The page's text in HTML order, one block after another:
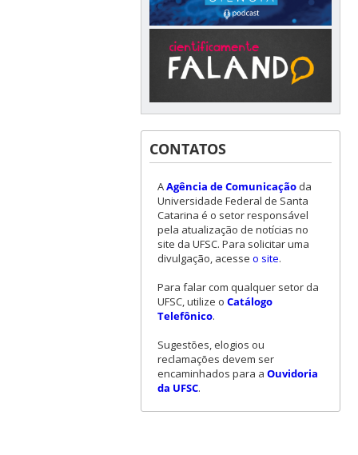
CONTATOS
AAgência de Comunicaçãoda
Universidade Federal de Santa
Catarina é o setor responsável
pela atualização de notícias no
site da UFSC. Para solicitar uma
divulgação, acesse o site.
Para falar com qualquer setor da
UFSC, utilize o Catálogo
Telefônico.
Sugestões, elogios ou
reclamações devem ser
encaminhados para a Ouvidoria
da UFSC.